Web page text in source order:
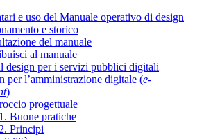
e uso del Manuale operativo di design
e storico
del manuale
al manuale
design per i servizi pubblici digitali
per l’amministrazione digitale (e-
)
progettuale
Buone pratiche
Principi